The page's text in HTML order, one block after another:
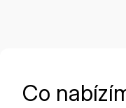
Co